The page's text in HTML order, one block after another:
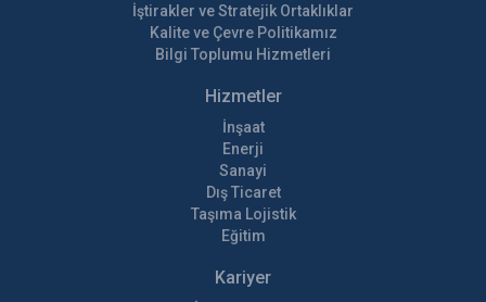
İştirakler ve Stratejik Ortaklıklar
Kalite ve Çevre Politikamız
Bilgi Toplumu Hizmetleri
Hizmetler
İnşaat
Enerji
Sanayi
Dış Ticaret
Taşıma Lojistik
Eğitim
Kariyer